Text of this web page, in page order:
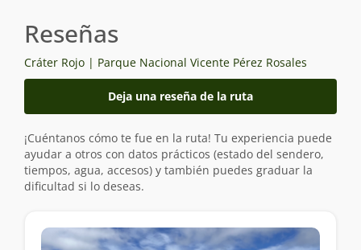
Reseñas
Cráter Rojo | Parque Nacional Vicente Pérez Rosales
Deja una reseña de la ruta
¡Cuéntanos cómo te fue en la ruta! Tu experiencia puede
ayudar a otros con datos prácticos (estado del sendero,
tiempos, agua, accesos) y también puedes graduar la
dificultad si lo deseas.